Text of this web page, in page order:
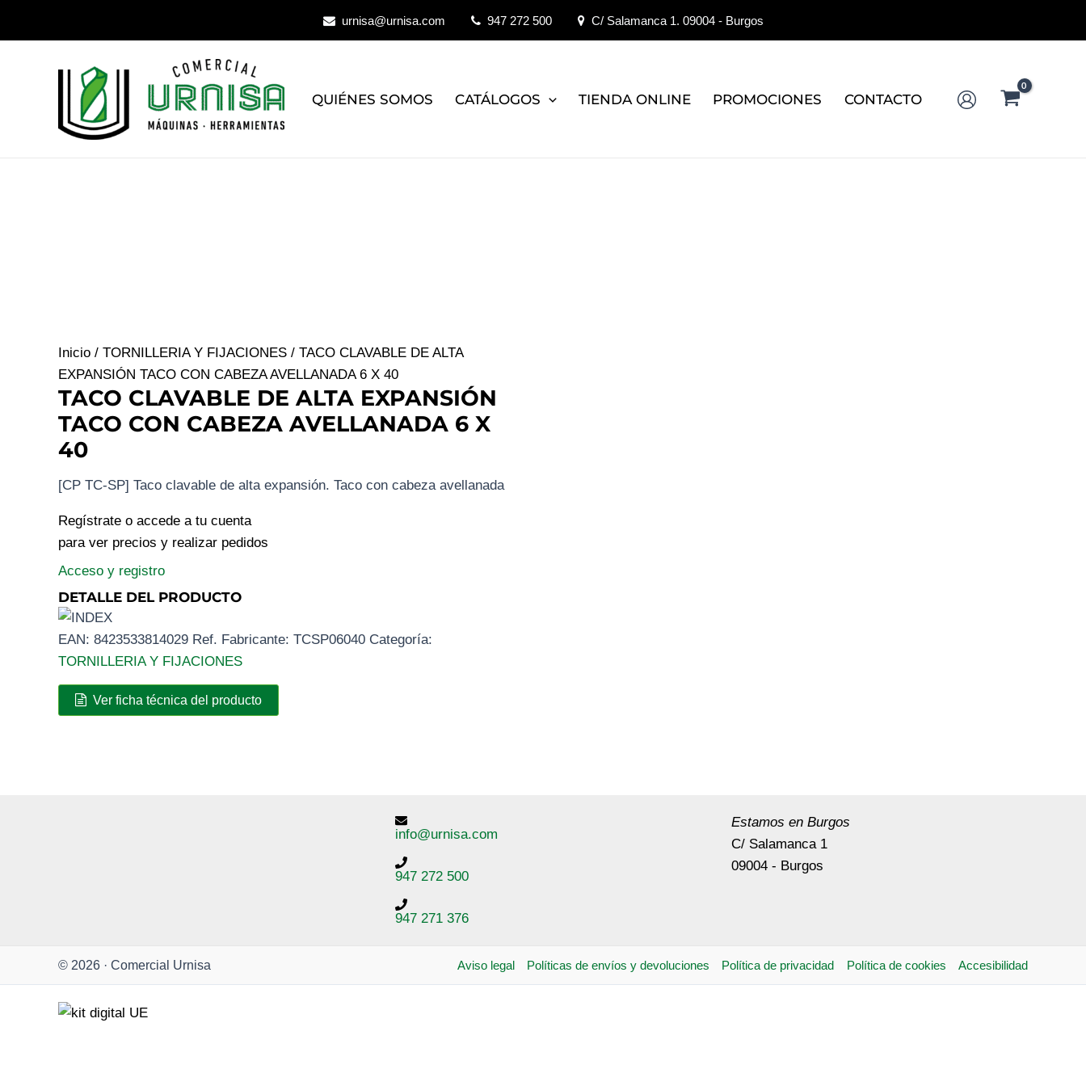
urnisa@urnisa.com 947 272 500 C/ Salamanca 1. 09004 - Burgos
QUIÉNES SOMOS CATÁLOGOS TIENDA ONLINE PROMOCIONES CONTACTO
Inicio / TORNILLERIA Y FIJACIONES / TACO CLAVABLE DE ALTA
EXPANSIÓN TACO CON CABEZA AVELLANADA 6 X 40
TACO CLAVABLE DE ALTA EXPANSIÓN
TACO CON CABEZA AVELLANADA 6 X
40
[CP TC-SP] Taco clavable de alta expansión. Taco con cabeza avellanada
Regístrate o accede a tu cuenta
para ver precios y realizar pedidos
Acceso y registro
DETALLE DEL PRODUCTO
EAN: 8423533814029 Ref. Fabricante: TCSP06040 Categoría:
TORNILLERIA Y FIJACIONES
Ver ficha técnica del producto
info@urnisa.com
947 272 500
947 271 376
Estamos en Burgos
C/ Salamanca 1
09004 - Burgos
© 2026 · Comercial Urnisa Aviso legal Políticas de envíos y devoluciones Política de privacidad Política de cookies Accesibilidad